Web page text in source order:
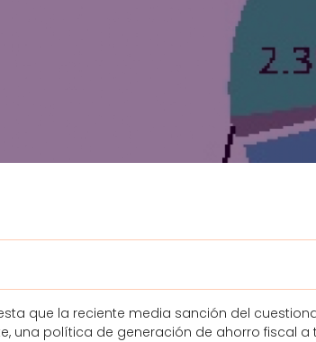
que la reciente media sanción del
una política de generación de ahorro fiscal